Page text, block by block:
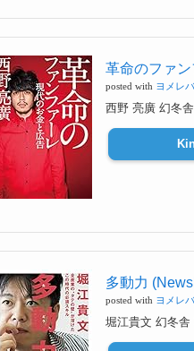
革命のファ
posted with ヨメレバ
西野 亮廣 幻冬
多動力
posted with ヨメレバ
堀江貴文 幻冬舎